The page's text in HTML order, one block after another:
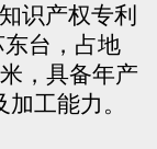
识产权专利
台，占地
，具备年产
加工能力。